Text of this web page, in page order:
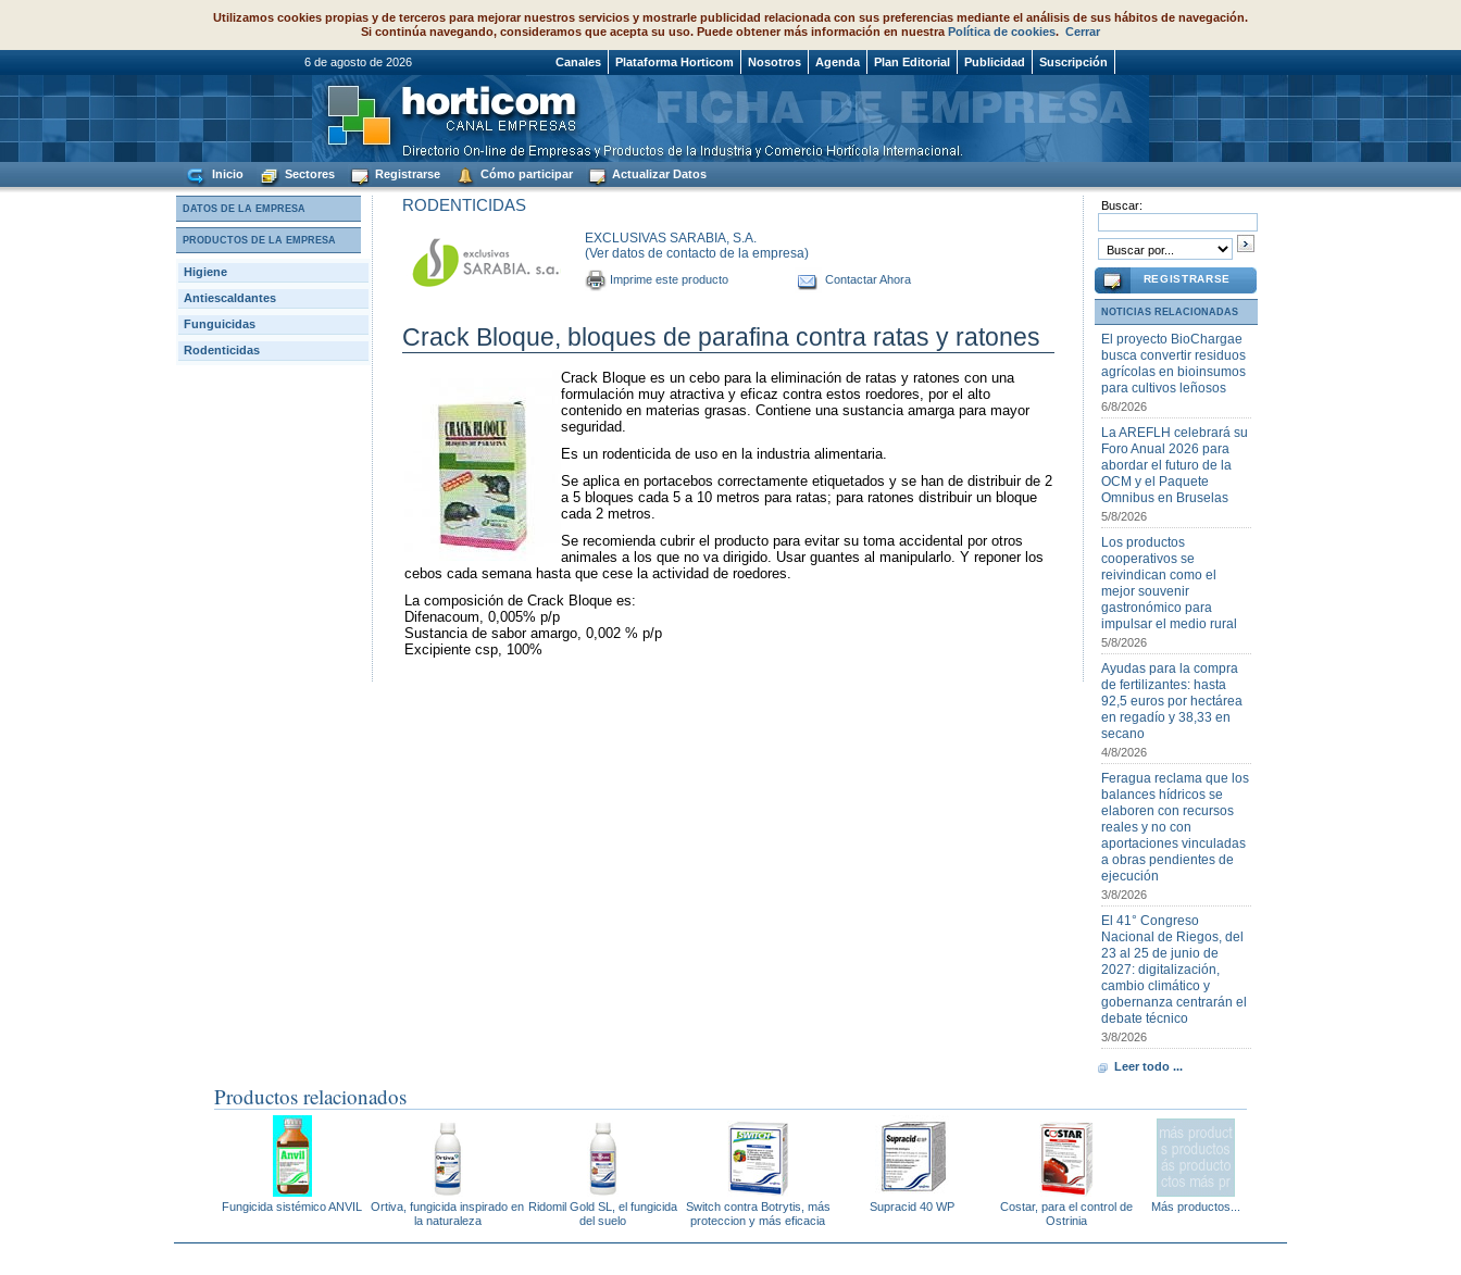
Utilizamos cookies propias y de terceros para mejorar nuestros servicios y mostrarle publicidad relacionada con sus preferencias mediante el análisis de sus hábitos de navegación.
Si continúa navegando, consideramos que acepta su uso. Puede obtener más información en nuestra Política de cookies. Cerrar
6 de agosto de 2026 Canales Plataforma Horticom Nosotros Agenda Plan Editorial Publicidad Suscripción
Inicio Sectores Registrarse Cómo participar Actualizar Datos
DATOS DE LA EMPRESA
PRODUCTOS DE LA EMPRESA
Higiene
Antiescaldantes
Funguicidas
Rodenticidas
RODENTICIDAS
EXCLUSIVAS SARABIA, S.A.
(Ver datos de contacto de la empresa)
Imprime este producto Contactar Ahora
Crack Bloque, bloques de parafina contra ratas y ratones
Crack Bloque es un cebo para la eliminación de ratas y ratones con una
formulación muy atractiva y eficaz contra estos roedores, por el alto
contenido en materias grasas. Contiene una sustancia amarga para mayor
seguridad.
Es un rodenticida de uso en la industria alimentaria.
Se aplica en portacebos correctamente etiquetados y se han de distribuir de 2
a 5 bloques cada 5 a 10 metros para ratas; para ratones distribuir un bloque
cada 2 metros.
Se recomienda cubrir el producto para evitar su toma accidental por otros
animales a los que no va dirigido. Usar guantes al manipularlo. Y reponer los
cebos cada semana hasta que cese la actividad de roedores.
La composición de Crack Bloque es:
Difenacoum, 0,005% p/p
Sustancia de sabor amargo, 0,002 % p/p
Excipiente csp, 100%
Buscar:
REGISTRARSE
NOTICIAS RELACIONADAS
El proyecto BioChargae
busca convertir residuos
agrícolas en bioinsumos
para cultivos leñosos
6/8/2026
La AREFLH celebrará su
Foro Anual 2026 para
abordar el futuro de la
OCM y el Paquete
Omnibus en Bruselas
5/8/2026
Los productos
cooperativos se
reivindican como el
mejor souvenir
gastronómico para
impulsar el medio rural
5/8/2026
Ayudas para la compra
de fertilizantes: hasta
92,5 euros por hectárea
en regadío y 38,33 en
secano
4/8/2026
Feragua reclama que los
balances hídricos se
elaboren con recursos
reales y no con
aportaciones vinculadas
a obras pendientes de
ejecución
3/8/2026
El 41° Congreso
Nacional de Riegos, del
23 al 25 de junio de
2027: digitalización,
cambio climático y
gobernanza centrarán el
debate técnico
3/8/2026
Leer todo ...
Productos relacionados
Fungicida sistémico ANVIL
Ortiva, fungicida inspirado en
la naturaleza
Ridomil Gold SL, el fungicida
del suelo
Switch contra Botrytis, más
proteccion y más eficacia
Supracid 40 WP
Costar, para el control de
Ostrinia
Más productos...